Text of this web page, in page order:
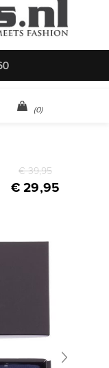
(0)
€ 39,95
€ 29,95